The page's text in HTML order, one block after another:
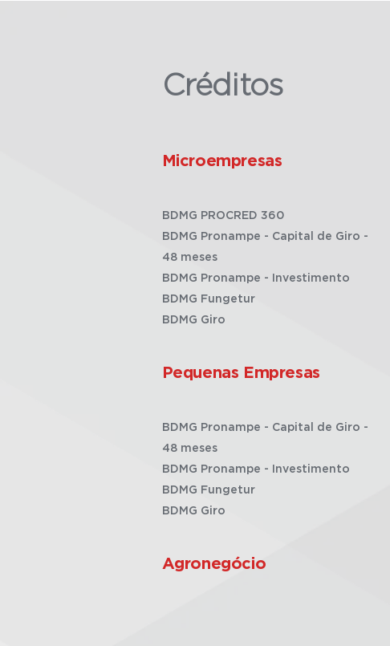
Créditos
Microempresas
BDMG PROCRED 360
BDMG Pronampe - Capital de Giro -
48 meses
BDMG Pronampe - Investimento
BDMG Fungetur
BDMG Giro
Pequenas Empresas
BDMG Pronampe - Capital de Giro -
48 meses
BDMG Pronampe - Investimento
BDMG Fungetur
BDMG Giro
Agronegócio